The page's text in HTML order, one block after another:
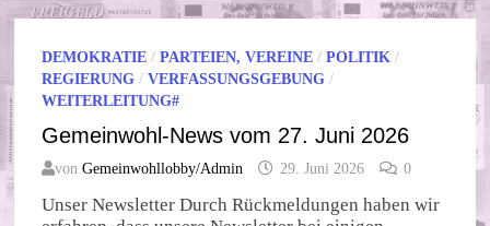
DEMOKRATIE /PARTEIEN, VEREINE /POLITIK /
REGIERUNG /VERFASSUNGSGEBUNG /
WEITERLEITUNG#
Gemeinwohl-News vom 27. Juni 2026
vonGemeinwohllobby/Admin 29. Juni 2026 0
Unser Newsletter Durch Rückmeldungen haben wir